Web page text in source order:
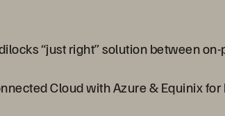
“just right” solution between
Cloud with Azure & Equinix for